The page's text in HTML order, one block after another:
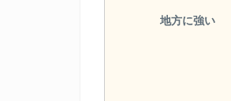
地方に強い